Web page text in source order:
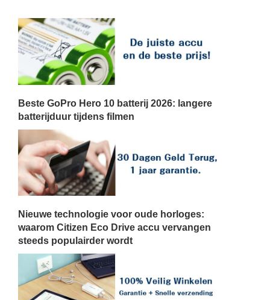
Beste GoPro Hero 10 batterij 2026: langere
batterijduur tijdens filmen
Nieuwe technologie voor oude horloges:
waarom Citizen Eco Drive accu vervangen
steeds populairder wordt